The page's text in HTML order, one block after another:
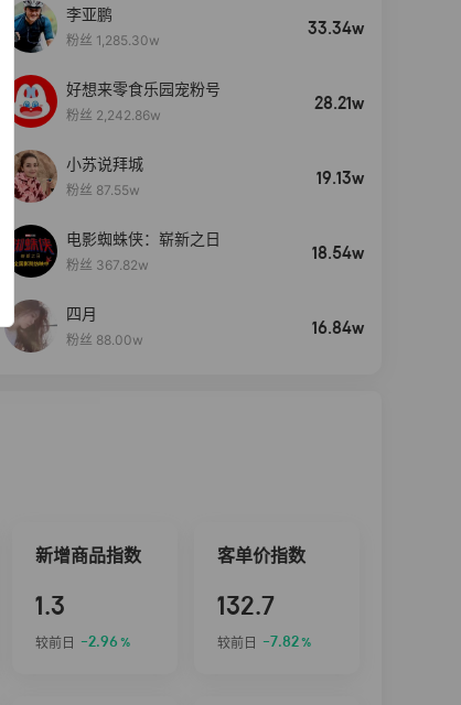
李亚鹏
粉丝 1,285.30w
33.34w
好想来零食乐园宠粉号
粉丝 2,242.86w
28.21w
小苏说拜城
粉丝 87.55w
19.13w
电影蜘蛛侠：崭新之日
粉丝 367.82w
18.54w
四月
粉丝 88.00w
16.84w
新增商品指数
1.3
较前日 -2.96 %
客单价指数
132.7
较前日 -7.82%